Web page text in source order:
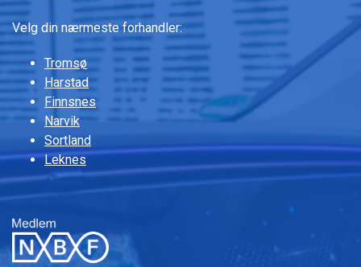
Velg din nærmeste forhandler:
Tromsø
Harstad
Finnsnes
Narvik
Sortland
Leknes